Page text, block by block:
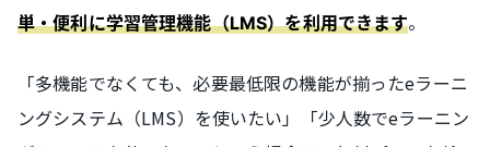
単・便利に学習管理機能（LMS）を利用できます。
「多機能でなくても、必要最低限の機能が揃ったeラーニ
ングシステム（LMS）を使いたい」「少人数でeラーニン